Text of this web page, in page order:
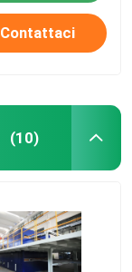
Contattaci
(10)